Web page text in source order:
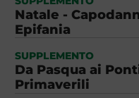
Natale -
Epifania
SUPPLEMENTO
Da Pasqua ai
Primaverili